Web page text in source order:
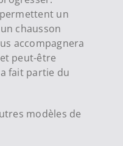
un
chausson
accompagnera
peut-être
fait partie du
modèles de